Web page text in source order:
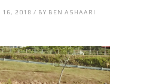
16, 2018 / BY BEN ASHAARI